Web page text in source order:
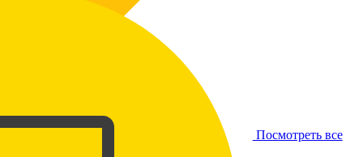
Посмотреть все